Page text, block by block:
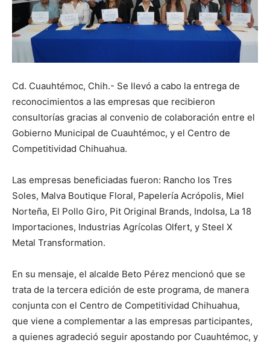
Cd. Cuauhtémoc, Chih.- Se llevó a cabo la entrega de
reconocimientos a las empresas que recibieron
consultorías gracias al convenio de colaboración entre el
Gobierno Municipal de Cuauhtémoc, y el Centro de
Competitividad Chihuahua.
Las empresas beneficiadas fueron: Rancho los Tres
Soles, Malva Boutique Floral, Papelería Acrópolis, Miel
Norteña, El Pollo Giro, Pit Original Brands, Indolsa, La 18
Importaciones, Industrias Agrícolas Olfert, y Steel X
Metal Transformation.
En su mensaje, el alcalde Beto Pérez mencionó que se
trata de la tercera edición de este programa, de manera
conjunta con el Centro de Competitividad Chihuahua,
que viene a complementar a las empresas participantes,
a quienes agradeció seguir apostando por Cuauhtémoc, y